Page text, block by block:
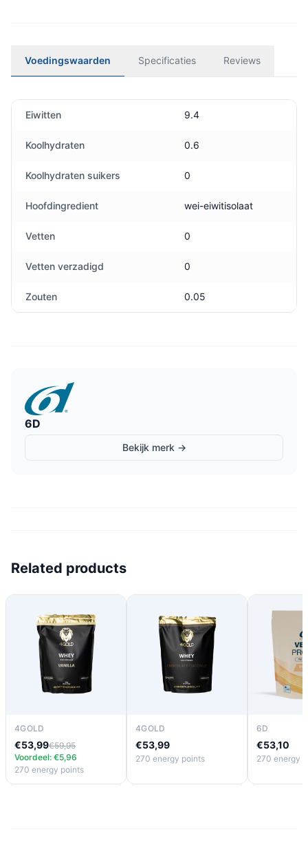
Voedingswaarden Specificaties Reviews
Eiwitten 9.4
Koolhydraten 0.6
Koolhydraten suikers 0
Hoofdingredient wei-eiwitisolaat
Vetten 0
Vetten verzadigd 0
Zouten 0.05
6D
Bekijk merk →
Related products
4GOLD
€53,99€59,95
Voordeel: €5,96
270 energy points
4GOLD
€53,99
270 energy points
6D
€53,10
270 energy